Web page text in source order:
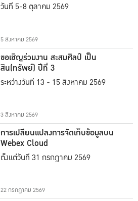
วันที่ 5-8 ตุลาคม 2569
5 สิงหาคม 2569
ขอเชิญร่วมงาน สะสมศิลป์ เป็น
สิน(ทรัพย์) ปีที่ 3
ระหว่างวันที่ 13 - 15 สิงหาคม 2569
3 สิงหาคม 2569
การเปลี่ยนแปลงการจัดเก็บข้อมูลบน
Webex Cloud
ตั้งแต่วันที่ 31 กรกฎาคม 2569
22 กรกฎาคม 2569